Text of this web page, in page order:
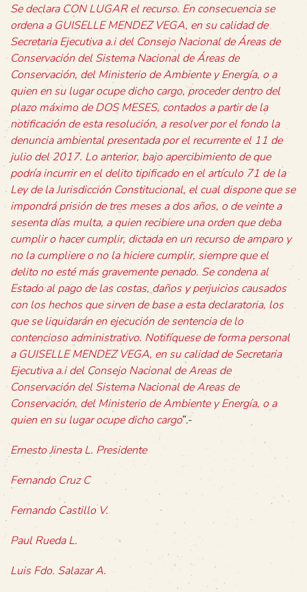
Se declara CON LUGAR el recurso. En consecuencia se
ordena a GUISELLE MENDEZ VEGA, en su calidad de
Secretaria Ejecutiva a.i del Consejo Nacional de Áreas de
Conservación del Sistema Nacional de Áreas de
Conservación, del Ministerio de Ambiente y Energía, o a
quien en su lugar ocupe dicho cargo, proceder dentro del
plazo máximo de DOS MESES, contados a partir de la
notificación de esta resolución, a resolver por el fondo la
denuncia ambiental presentada por el recurrente el 11 de
julio del 2017. Lo anterior, bajo apercibimiento de que
podría incurrir en el delito tipificado en el artículo 71 de la
Ley de la Jurisdicción Constitucional, el cual dispone que se
impondrá prisión de tres meses a dos años, o de veinte a
sesenta días multa, a quien recibiere una orden que deba
cumplir o hacer cumplir, dictada en un recurso de amparo y
no la cumpliere o no la hiciere cumplir, siempre que el
delito no esté más gravemente penado. Se condena al
Estado al pago de las costas, daños y perjuicios causados
con los hechos que sirven de base a esta declaratoria, los
que se liquidarán en ejecución de sentencia de lo
contencioso administrativo. Notifíquese de forma personal
a GUISELLE MENDEZ VEGA, en su calidad de Secretaria
Ejecutiva a.i del Consejo Nacional de Areas de
Conservación del Sistema Nacional de Areas de
Conservación, del Ministerio de Ambiente y Energía, o a
quien en su lugar ocupe dicho cargo”.-
Ernesto Jinesta L. Presidente
Fernando Cruz C
Fernando Castillo V.
Paul Rueda L.
Luis Fdo. Salazar A.